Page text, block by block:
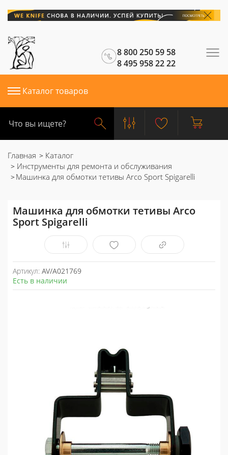
8 800 250 59 58
8 495 958 22 22
Каталог товаров
Главная
Каталог
Инструменты для ремонта и обслуживания
Машинка для обмотки тетивы Arco Sport Spigarelli
Машинка для обмотки тетивы Arco
Sport Spigarelli
Артикул: AV/A021769
Есть в наличии